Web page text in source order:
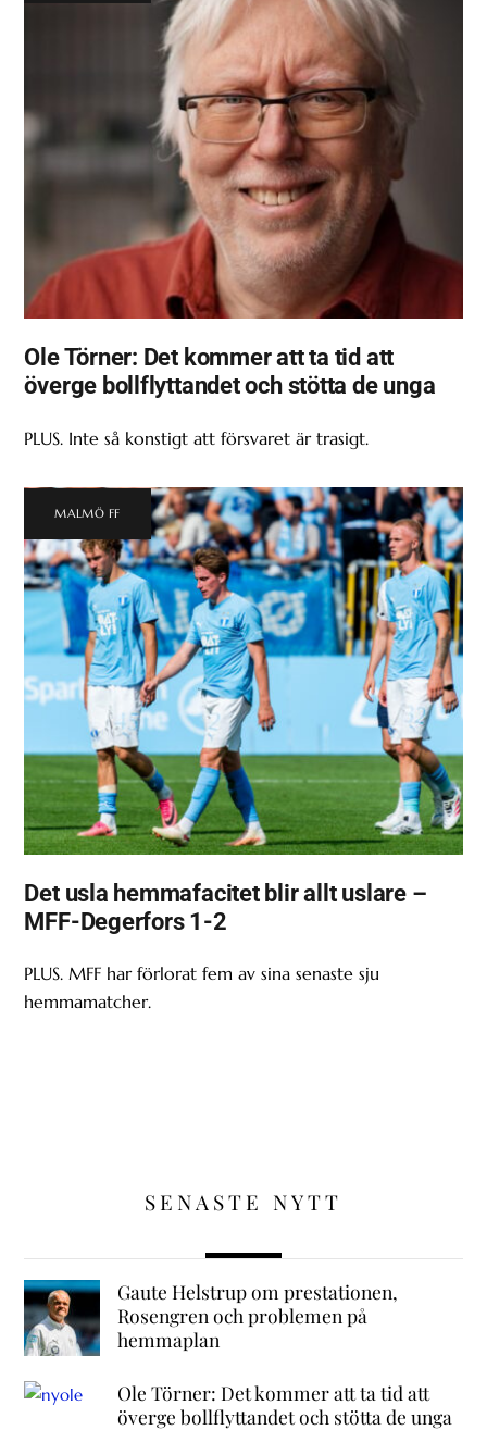
Ole Törner: Det kommer att ta tid att
överge bollflyttandet och stötta de unga
PLUS. Inte så konstigt att försvaret är trasigt.
MALMÖ FF
Det usla hemmafacitet blir allt uslare –
MFF-Degerfors 1-2
PLUS. MFF har förlorat fem av sina senaste sju
hemmamatcher.
SENASTE NYTT
Gaute Helstrup om prestationen,
Rosengren och problemen på
hemmaplan
Ole Törner: Det kommer att ta tid att
överge bollflyttandet och stötta de unga